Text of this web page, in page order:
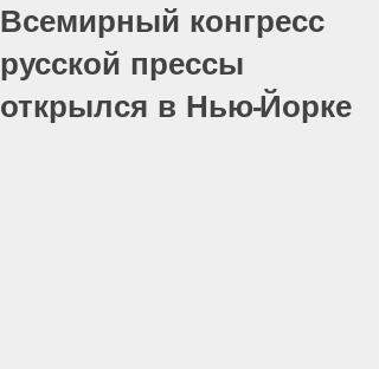
Всемирный конгресс
русской прессы
открылся в Нью-Йорке